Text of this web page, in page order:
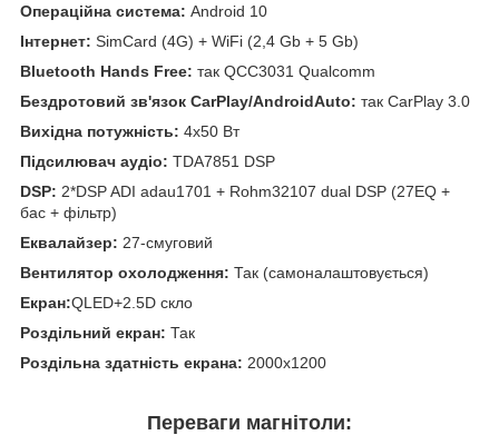
Операційна система: Android 10
Інтернет: SimCard (4G) + WiFi (2,4 Gb + 5 Gb)
Bluetooth Hands Free: так QCC3031 Qualcomm
Бездротовий зв'язок CarPlay/AndroidAuto: так CarPlay 3.0
Вихідна потужність: 4x50 Вт
Підсилювач аудіо: TDA7851 DSP
DSP: 2*DSP ADI adau1701 + Rohm32107 dual DSP (27EQ +
бас + фільтр)
Еквалайзер: 27-смуговий
Вентилятор охолодження: Так (самоналаштовується)
Екран:QLED+2.5D скло
Роздільний екран: Так
Роздільна здатність екрана: 2000x1200
Переваги магнітоли: